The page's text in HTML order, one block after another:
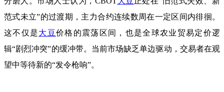
范式未立”的过渡期，主力合约连续数周在一定区间内徘徊。
这不仅是大豆价格的震荡区间，也是全球农业贸易定价逻
辑“剧烈冲突”的缓冲带。当前市场缺乏单边驱动，交易者在观
望中等待新的“发令枪响”。